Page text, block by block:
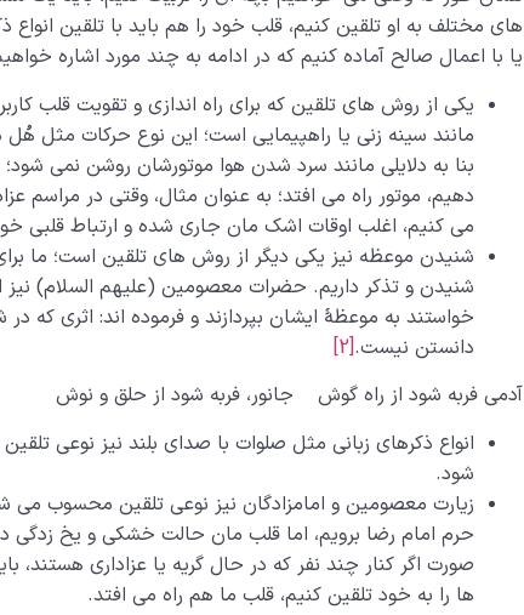
های مختلف به او تلقین کنیم، قلب خود را هم باید با تلقین انواع
یا با اعمال صالح آماده کنیم که در ادامه به چند مورد اشاره
یکی از روش های تلقین که برای راه اندازی و تقویت قلب
مانند سینه زنی یا راهپیمایی است؛ این نوع حرکات مثل
بنا به دلایلی مانند سرد شدن هوا موتورشان روشن نمی
دهیم، موتور راه می افتد؛ به عنوان مثال، وقتی در مراسم
می کنیم، اغلب اوقات اشک مان جاری شده و ارتباط قلبی
شنیدن موعظه نیز یکی دیگر از روش های تلقین است؛ ما
شنیدن و تذکر داریم. حضرات معصومین (علیهم السلام)
خواستند به موعظۀ ایشان بپردازند و فرموده اند: اثری که
دانستن نیست.[2]
آدمی فربه شود از راه گوش جانور، فربه شود از حلق و نوش
انواع ذکرهای زبانی مثل صلوات با صدای بلند نیز نوعی
شود.
زیارت معصومین و امامزادگان نیز نوعی تلقین محسوب می
حرم امام رضا برویم، اما قلب مان حالت خشکی و یخ زدگی
صورت اگر کنار چند نفر که در حال گریه یا عزاداری
ها را به خود تلقین کنیم، قلب ما هم راه می افتد.